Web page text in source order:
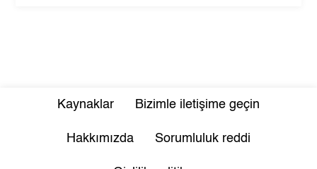
Kaynaklar Bizimle iletişime geçin
Hakkımızda Sorumluluk reddi